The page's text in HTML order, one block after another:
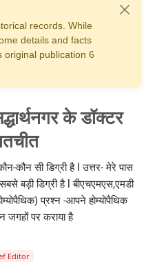
records. While
details and facts
original publication 6
के डॉक्टर
कौन सी डिग्री है l उत्तर- मेरे पास
सबसे बड़ी डिग्री है l बीएचएमएस,एमडी
प्रश्न -आपने होम्योपैथिक
जगहों पर कराया है
Public Figure • 30 Mar,
Editor